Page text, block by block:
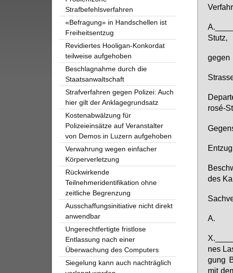
Stutz,
ge­gen
rosé-
des
A.
nes
gung
mit
Strafbefehlsverfahren
«Befragung» in Handschellen ist
Freiheitsentzug
Revidiertes Hooligan-Konkordat
teilweise aufgehoben
Beschlagnahme durch die
Staatsanwaltschaft
Strafverfahren gegen Polizei: Auch
hier gilt der Anklagegrundsatz
Kostenabwälzung für
Polizeieinsätze auf Veranstalter
von Demos in Luzern aufgehoben
Verwahrung wegen einfacher
Körperverletzung
Rückwirkende
Teilnehmeridentifikation ohne
zeitliche Begrenzung
Ausschaffungsinitiative nicht direkt
anwendbar
Ungerechtfertigte fristlose
Entlassung nach einer
Überwachung des Computers
Siegelung kann auch nachträglich